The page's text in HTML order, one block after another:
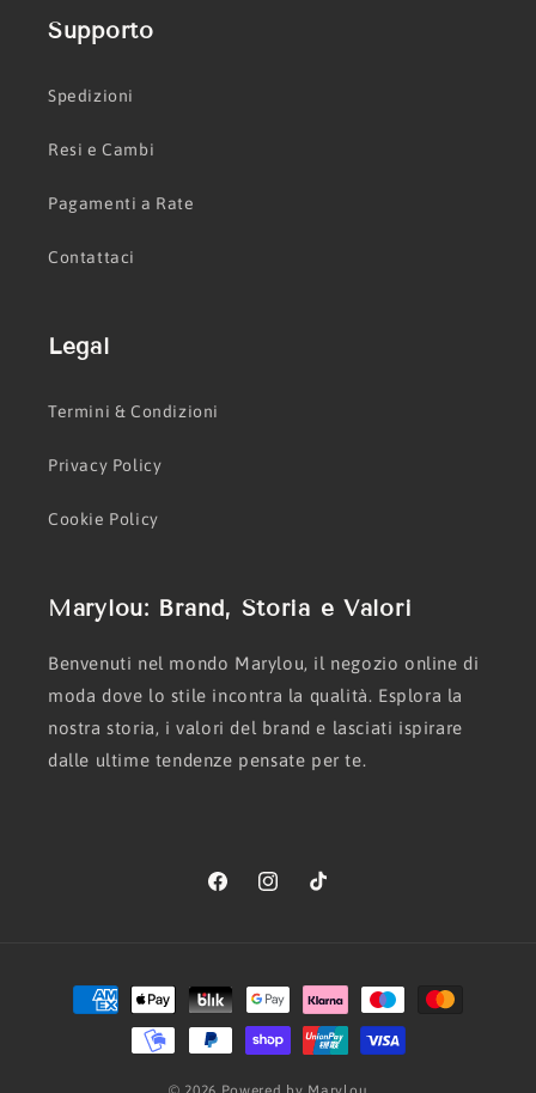
Supporto
Spedizioni
Resi e Cambi
Pagamenti a Rate
Contattaci
Legal
Termini & Condizioni
Privacy Policy
Cookie Policy
Marylou: Brand, Storia e Valori
Benvenuti nel mondo Marylou, il negozio online di
moda dove lo stile incontra la qualità. Esplora la
nostra storia, i valori del brand e lasciati ispirare
dalle ultime tendenze pensate per te.
FacebookInstagramTikTok
Metodi
di
pagamento